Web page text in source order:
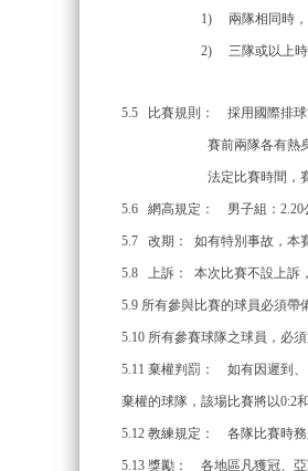
1) 兩隊相同時，以
2) 三隊或以上時，賽會
5.5 比賽規則： 採用國際排球
賽前兩隊各有熱身時
法定比賽時間，賽隊未
5.6 網高規定： 男子組：2.20
5.7 改期： 如有特別事故，本
5.8 上訴： 本次比賽不設上訴
5.9 所有參與比賽的球員必須帶
5.10 所有參賽球隊之球員，必
5.11 棄權判罰： 如有因遲到
棄權的球隊，該場比賽將以0:2
5.12 教練規定： 各隊比賽時務
5.13 獎勵： 各地區凡獲冠、亞